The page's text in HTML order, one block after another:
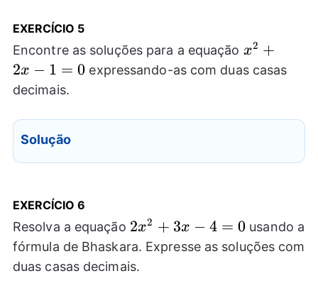
EXERCÍCIO 5
Encontre as soluções para a equação x^2+2x-
1=0
x2 +
2x − 1 = 0 expressando-as com duas casas
decimais.
Solução
EXERCÍCIO 6
Resolva a equação 2x^2+3x-
4=0
2x2 + 3x − 4 = 0 usando a
fórmula de Bhaskara. Expresse as soluções com
duas casas decimais.